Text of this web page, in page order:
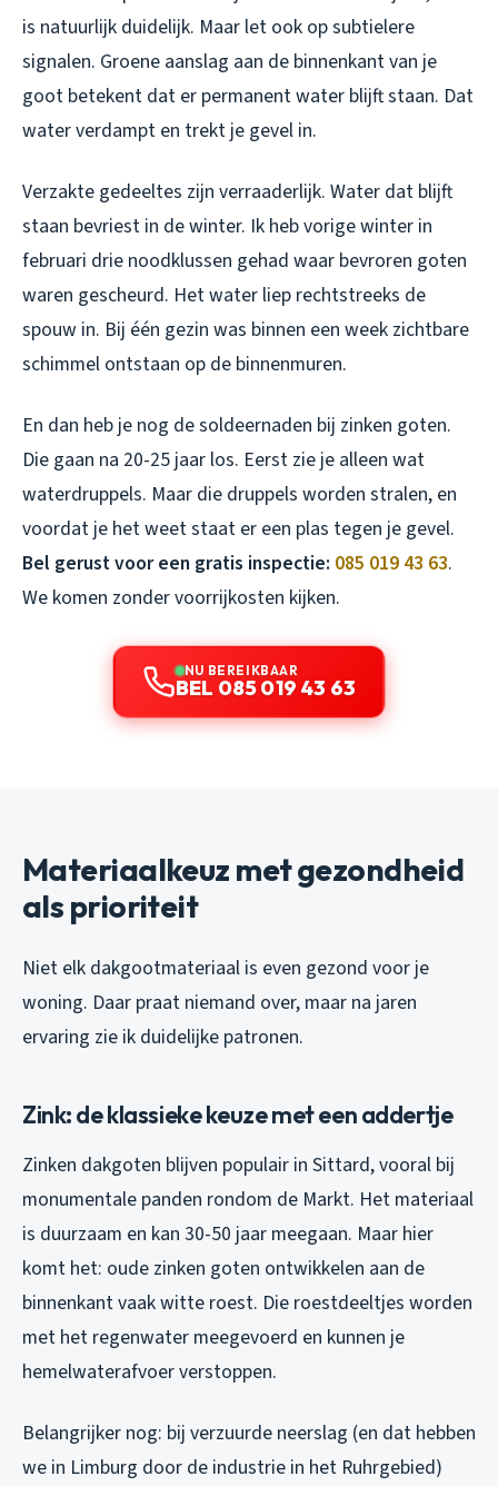
is natuurlijk duidelijk. Maar let ook op subtielere
signalen. Groene aanslag aan de binnenkant van je
goot betekent dat er permanent water blijft staan. Dat
water verdampt en trekt je gevel in.
Verzakte gedeeltes zijn verraaderlijk. Water dat blijft
staan bevriest in de winter. Ik heb vorige winter in
februari drie noodklussen gehad waar bevroren goten
waren gescheurd. Het water liep rechtstreeks de
spouw in. Bij één gezin was binnen een week zichtbare
schimmel ontstaan op de binnenmuren.
En dan heb je nog de soldeernaden bij zinken goten.
Die gaan na 20-25 jaar los. Eerst zie je alleen wat
waterdruppels. Maar die druppels worden stralen, en
voordat je het weet staat er een plas tegen je gevel.
Bel gerust voor een gratis inspectie: 085 019 43 63.
We komen zonder voorrijkosten kijken.
NU BEREIKBAAR
BEL 085 019 43 63
Materiaalkeuz met gezondheid
als prioriteit
Niet elk dakgootmateriaal is even gezond voor je
woning. Daar praat niemand over, maar na jaren
ervaring zie ik duidelijke patronen.
Zink: de klassieke keuze met een addertje
Zinken dakgoten blijven populair in Sittard, vooral bij
monumentale panden rondom de Markt. Het materiaal
is duurzaam en kan 30-50 jaar meegaan. Maar hier
komt het: oude zinken goten ontwikkelen aan de
binnenkant vaak witte roest. Die roestdeeltjes worden
met het regenwater meegevoerd en kunnen je
hemelwaterafvoer verstoppen.
Belangrijker nog: bij verzuurde neerslag (en dat hebben
we in Limburg door de industrie in het Ruhrgebied)